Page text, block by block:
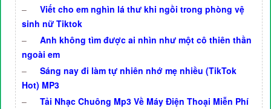
–
Viết cho em nghìn lá thư khi ngồi trong phòng vệ
sinh nữ Tiktok
–
Anh không tìm được ai nhìn như một cô thiên thần
ngoài em
–
Sáng nay đi làm tự nhiên nhớ mẹ nhiều (TikTok
Hot) MP3
–
Tải Nhạc Chuông Mp3 Về Máy Điện Thoại Miễn Phí